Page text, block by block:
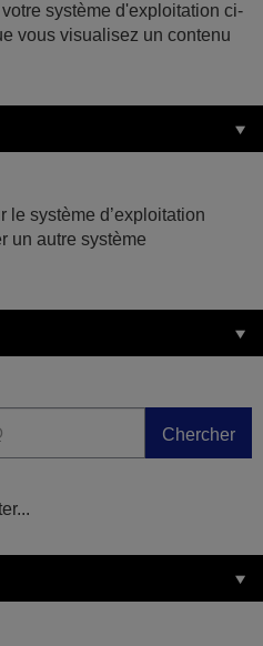
système d'exploitation ci-
vous visualisez un contenu
système d’exploitation
un autre système
Chercher